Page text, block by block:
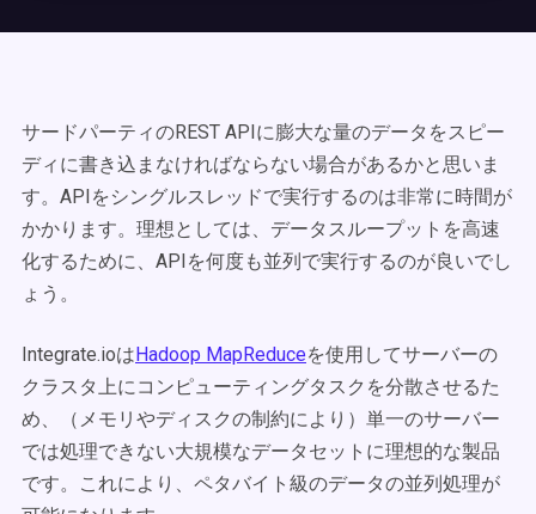
サードパーティのREST APIに膨大な量のデータをスピー
ディに書き込まなければならない場合があるかと思いま
す。APIをシングルスレッドで実行するのは非常に時間が
かかります。理想としては、データスループットを高速
化するために、APIを何度も並列で実行するのが良いでし
ょう。
Integrate.ioはHadoop MapReduceを使用してサーバーの
クラスタ上にコンピューティングタスクを分散させるた
め、（メモリやディスクの制約により）単一のサーバー
では処理できない大規模なデータセットに理想的な製品
です。これにより、ペタバイト級のデータの並列処理が